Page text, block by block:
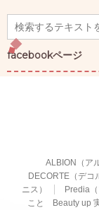
facebookページ
ALBION（ア
DECORTE（デコ
ニス）
Predia（
こと Beauty up